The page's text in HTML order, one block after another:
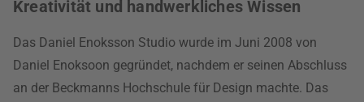
Kreativität und handwerkliches Wissen
Das Daniel Enoksson Studio wurde im Juni 2008 von
Daniel Enoksoon gegründet, nachdem er seinen Abschluss
an der Beckmanns Hochschule für Design machte. Das